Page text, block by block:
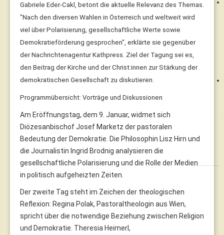
Gabriele Eder-Cakl, betont die aktuelle Relevanz des Themas.
"Nach den diversen Wahlen in Österreich und weltweit wird
viel über Polarisierung, gesellschaftliche Werte sowie
Demokratieförderung gesprochen", erklärte sie gegenüber
der Nachrichtenagentur Kathpress. Ziel der Tagung sei es,
den Beitrag der Kirche und der Christ:innen zur Stärkung der
demokratischen Gesellschaft zu diskutieren.
Programmübersicht: Vorträge und Diskussionen
Am Eröffnungstag, dem 9. Januar, widmet sich
Diözesanbischof Josef Marketz der pastoralen
Bedeutung der Demokratie. Die Philosophin Lisz Hirn und
die Journalistin Ingrid Brodnig analysieren die
gesellschaftliche Polarisierung und die Rolle der Medien
in politisch aufgeheizten Zeiten.
Der zweite Tag steht im Zeichen der theologischen
Reflexion: Regina Polak, Pastoraltheologin aus Wien,
spricht über die notwendige Beziehung zwischen Religion
und Demokratie. Theresia Heimerl,